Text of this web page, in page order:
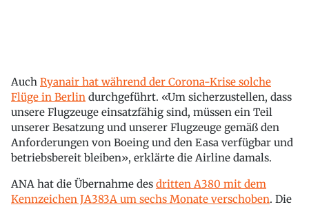
Auch Ryanair hat während der Corona-Krise solche
Flüge in Berlin durchgeführt. «Um sicherzustellen, dass
unsere Flugzeuge einsatzfähig sind, müssen ein Teil
unserer Besatzung und unserer Flugzeuge gemäß den
Anforderungen von Boeing und den Easa verfügbar und
betriebsbereit bleiben», erklärte die Airline damals.
ANA hat die Übernahme des dritten A380 mit dem
Kennzeichen JA383A um sechs Monate verschoben. Die